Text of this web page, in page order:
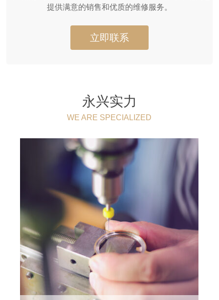
提供满意的销售和优质的维修服务。
立即联系
永兴实力
WE ARE SPECIALIZED